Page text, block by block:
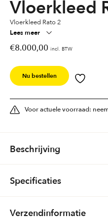
Vloerkleed
Vloerkleed Rato 2
Lees meer
€8.000,00 incl. BTW
Nu bestellen
Voor actuele voorraad:
Beschrijving
Eigen inkleuring
Specificaties
Gewicht
Verzendinformatie